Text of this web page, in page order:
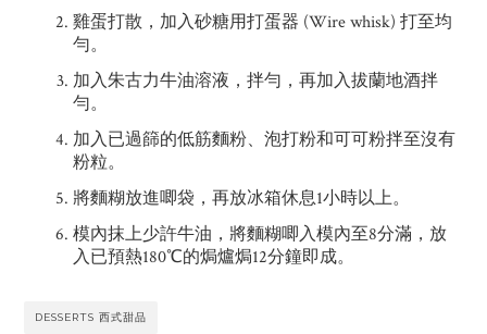
雞蛋打散，加入砂糖用打蛋器 (Wire whisk) 打至均
勻。
加入朱古力牛油溶液，拌勻，再加入拔蘭地酒拌
勻。
加入已過篩的低筋麵粉、泡打粉和可可粉拌至沒有
粉粒。
將麵糊放進唧袋，再放冰箱休息1小時以上。
模內抹上少許牛油，將麵糊唧入模內至8分滿，放
入已預熱180℃的焗爐焗12分鐘即成。
DESSERTS 西式甜品